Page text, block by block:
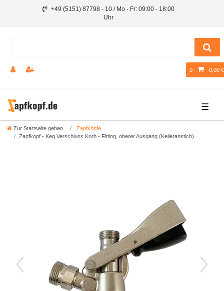
+49 (5151) 87798 - 10 / Mo - Fr: 09:00 - 18:00
Uhr
0 0,00 €
☰
Zur Startseite gehen
Zapfköpfe
Zapfkopf - Keg Verschluss Korb - Fitting, oberer Ausgang (Kelleranstich)